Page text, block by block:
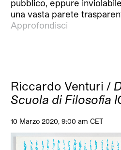
pubblico, eppure
una vasta parete
Approfondisci
Riccardo Venturi /
Scuola di Filosofia
10 Marzo 2020, 9:00 am CET